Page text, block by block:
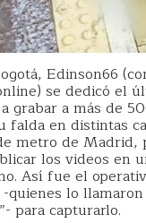
Edinson66
se dedicó el
grabar a más de
falda en distintas
metro de Madrid,
los videos en
Así fue el
quienes lo
para capturarlo.